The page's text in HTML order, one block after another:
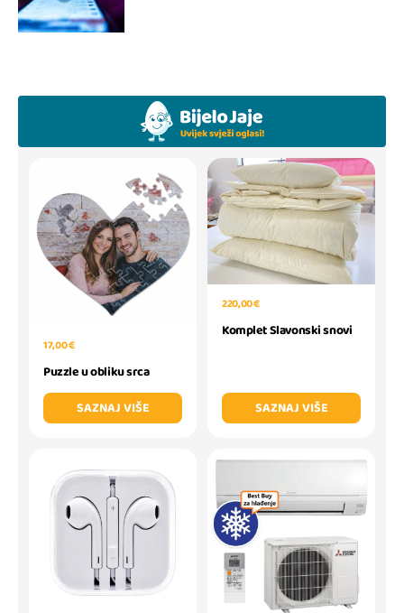
17,00 €
Puzzle u obliku srca
SAZNAJ VIŠE
220,00 €
Komplet Slavonski snovi
SAZNAJ VIŠE